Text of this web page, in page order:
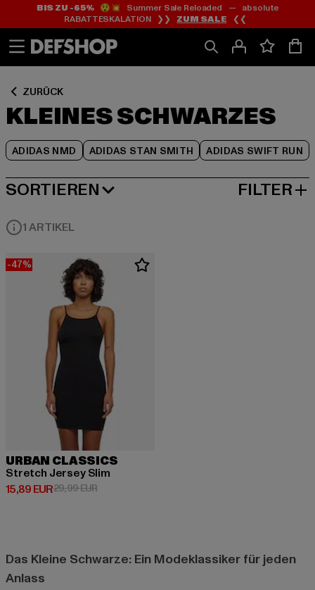
Zum
Inhalt
springen
Zum
Fußzeile
springen
BIS ZU -65%😲💥 Summer Sale Reloaded — absolute
RABATTESKALATION ❯❯ ZUM SALE ❮❮
ZURÜCK
KLEINES SCHWARZES
ADIDAS NMD ADIDAS STAN SMITH ADIDAS SWIFT RUN
Zum
Produktraster
springen
SORTIEREN
BELIEBTESTE FILTER
1 ARTIKEL
-47%
URBAN CLASSICS
Stretch Jersey Slim
15,89 EUR
Derzeitiger Preis: 15,89 EUR
29,99 EURAktionspreis: 29,99 EUR
Das Kleine Schwarze: Ein Modeklassiker für jeden
Anlass